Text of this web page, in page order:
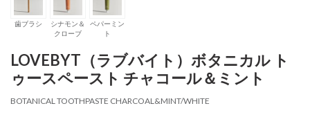
歯ブラシ
シナモン＆
クローブ
ペパーミン
ト
LOVEBYT（ラブバイト）ボタニカル ト
ゥースペースト チャコール＆ミント
BOTANICAL TOOTHPASTE CHARCOAL&MINT/WHITE